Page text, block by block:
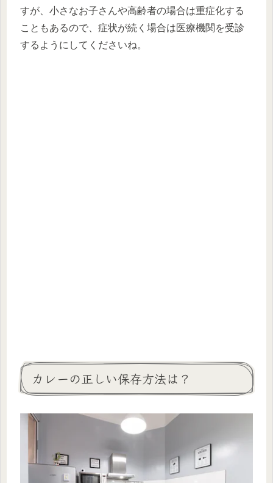
すが、小さなお子さんや高齢者の場合は重症化する
こともあるので、症状が続く場合は医療機関を受診
するようにしてくださいね。
カレーの正しい保存方法は？